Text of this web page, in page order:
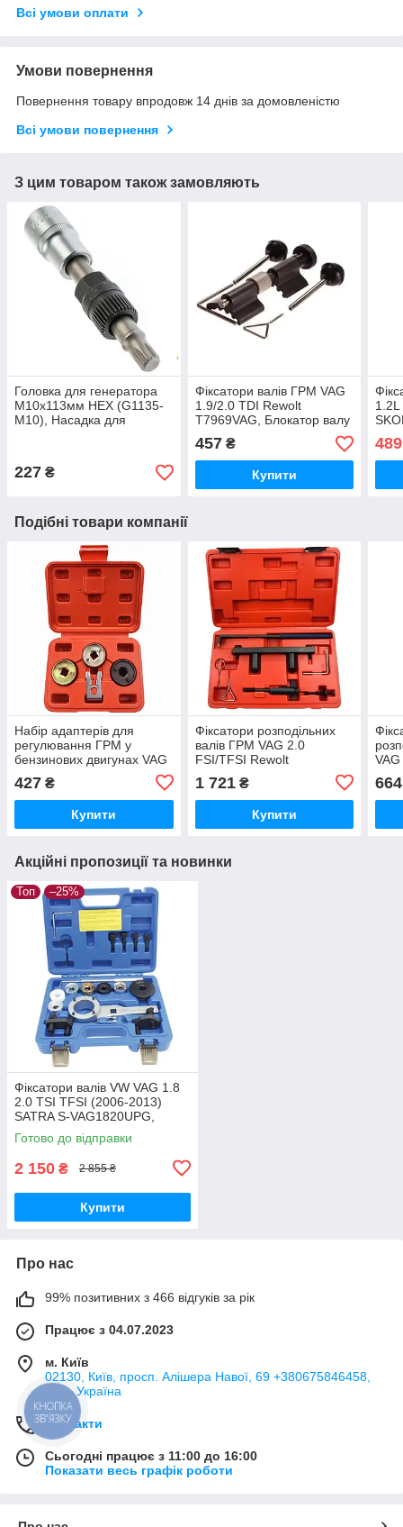
Всі умови оплати
Умови повернення
Повернення товару впродовж 14 днів за домовленістю
Всі умови повернення
З цим товаром також замовляють
Головка для генератора
M10x113мм HEX (G1135-
M10), Насадка для
227 ₴
Фіксатори валів ГРМ VAG
1.9/2.0 TDI Rewolt
T7969VAG, Блокатор валу
двигуна VW, AUDI, SEAT,
SKODA, Poland
457₴
Купити
1.2L
489
Подібні товари компанії
Набір адаптерів для
регулювання ГРМ у
бензинових двигунах VAG
T6466VAG, Адаптери для
ГРМ
427 ₴
Купити
Фіксатори розподільних
валів ГРМ VAG 2.0
FSI/TFSI Rewolt
ГРМ автомобілів групи
ВАГ, Poland
1 721₴
Купити
ГРМ
Seat
664
Акційні пропозиції та новинки
Топ –25%
Фіксатори валів VW VAG 1.8
2.0 TSI TFSI (2006-2013)
SATRA S-VAG1820UPG,
Фіксатори розподільних валів
на Ваг
Готово до відправки
2 150 ₴ 2 855 ₴
Купити
Про нас
99% позитивних з 466 відгуків за рік
Працює з 04.07.2023
м. Київ
02130, Київ, просп. Алішера Навої, 69 +380675846458,
Київ, Україна
Контакти
Сьогодні працює з 11:00 до 16:00
Показати весь графік роботи
КНОПКА
ЗВ'ЯЗКУ